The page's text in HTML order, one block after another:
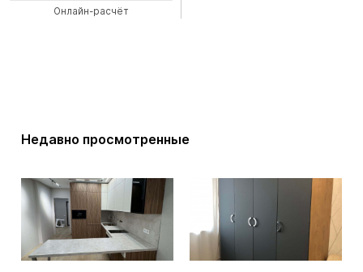
Онлайн-расчёт
Недавно просмотренные